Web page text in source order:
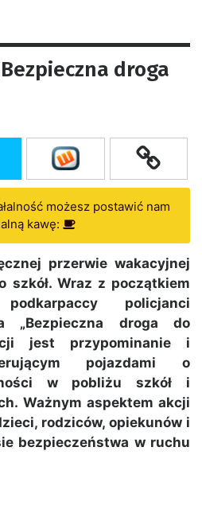
droga
możesz postawić nam
kawę:
przerwie wakacyjnej
szkół. Wraz z początkiem
policjanci
„Bezpieczna droga do
jest przypominanie i
pojazdami o
w pobliżu szkół i
Ważnym aspektem akcji
rodziców, opiekunów i
bezpieczeństwa w ruchu